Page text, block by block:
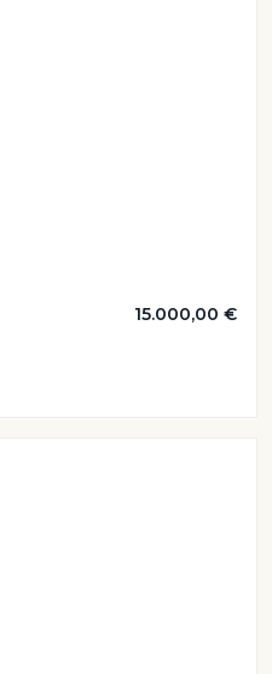
15.000,00 €